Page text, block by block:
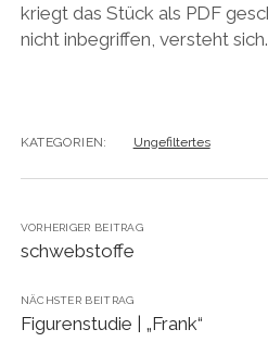
kriegt das Stück als PDF
nicht inbegriffen, versteht sich.
KATEGORIEN: Ungefiltertes
VORHERIGER BEITRAG
schwebstoffe
NÄCHSTER BEITRAG
Figurenstudie | „Frank“